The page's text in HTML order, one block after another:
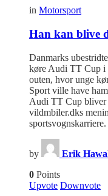
in Motorsport
Han kan blive
Danmarks
køre Audi TT Cup i
outen, hvor unge
Sport ville have
Audi TT Cup bliver
vildmbiler.dks
by Erik
0 Points
Upvote Downvote